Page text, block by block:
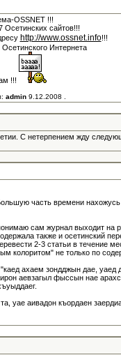
OSSNET !!!
Осетинских сайтов!!!
http://www.ossnet.info!!!
Интернета
!!!
admin9.12.2008 .
С нетерпением жду
часть времени
сам журнал выходит на
также и осетинский
2-3 статьи в течение
колоритом" не только по
ахаем зондджын дае,
аевзагыл фыссын нае
уае аивадон къордаен